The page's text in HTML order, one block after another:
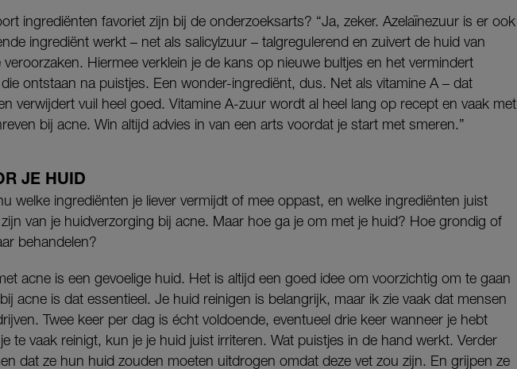
ingrediënten favoriet zijn bij de onderzoeksarts? “Ja, zeker. Azelaïnezuur is er ook
ingrediënt werkt – net als salicylzuur – talgregulerend en zuivert de huid van
veroorzaken. Hiermee verklein je de kans op nieuwe bultjes en het vermindert
ontstaan na puistjes. Een wonder-ingrediënt, dus. Net als vitamine A – dat
verwijdert vuil heel goed. Vitamine A-zuur wordt al heel lang op recept en vaak met
bij acne. Win altijd advies in van een arts voordat je start met smeren.”
JE HUID
welke ingrediënten je liever vermijdt of mee oppast, en welke ingrediënten juist
van je huidverzorging bij acne. Maar hoe ga je om met je huid? Hoe grondig of
behandelen?
acne is een gevoelige huid. Het is altijd een goed idee om voorzichtig om te gaan
acne is dat essentieel. Je huid reinigen is belangrijk, maar ik zie vaak dat mensen
Twee keer per dag is écht voldoende, eventueel drie keer wanneer je hebt
te vaak reinigt, kun je je huid juist irriteren. Wat puistjes in de hand werkt. Verder
dat ze hun huid zouden moeten uitdrogen omdat deze vet zou zijn. En grijpen ze